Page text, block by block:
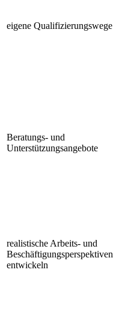
eigene Qualifizierungswege
Beratungs- und
Unterstützungsangebote
realistische Arbeits- und
Beschäftigungsperspektiven
entwickeln